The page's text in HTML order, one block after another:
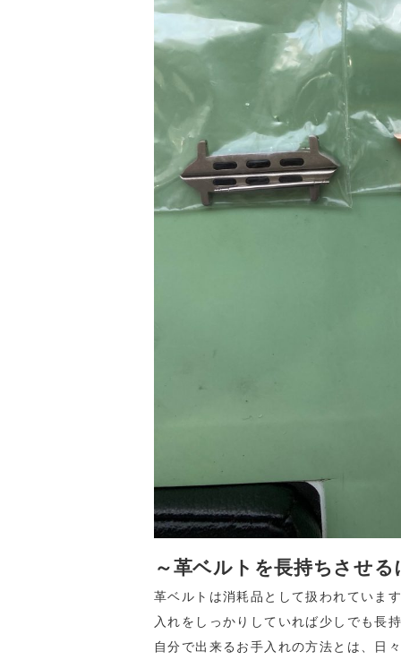
～革ベルトを長持ちさせる
革ベルトは消耗品として扱われていま
入れをしっかりしていれば少しでも長
自分で出来るお手入れの方法とは、日